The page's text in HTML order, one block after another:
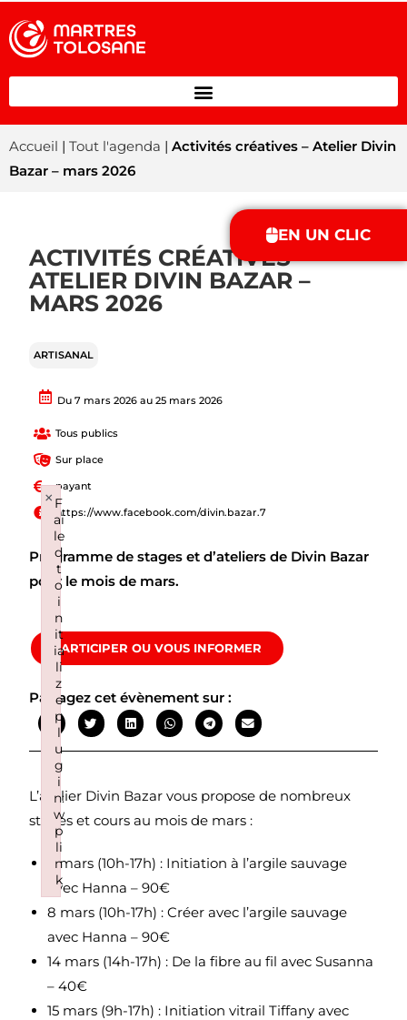
EN UN CLIC
Accueil | Tout l'agenda | Activités créatives – Atelier Divin
Bazar – mars 2026
ACTIVITÉS CRÉATIVES –
ATELIER DIVIN BAZAR –
MARS 2026
ARTISANAL
Du 7 mars 2026 au 25 mars 2026
Tous publics
Sur place
payant
https://www.facebook.com/divin.bazar.7
Programme de stages et d’ateliers de Divin Bazar
pour le mois de mars.
PARTICIPER OU VOUS INFORMER
Partagez cet évènement sur :
L’atelier Divin Bazar vous propose de nombreux
stages et cours au mois de mars :
7 mars (10h-17h) : Initiation à l’argile sauvage
avec Hanna – 90€
8 mars (10h-17h) : Créer avec l’argile sauvage
avec Hanna – 90€
14 mars (14h-17h) : De la fibre au fil avec Susanna
– 40€
15 mars (9h-17h) : Initiation vitrail Tiffany avec
F
ai
le
d
t
o
i
n
it
ia
li
z
e
p
l
u
g
i
n:
w
p
li
n
k
×
Failed to initialize plugin: wplink